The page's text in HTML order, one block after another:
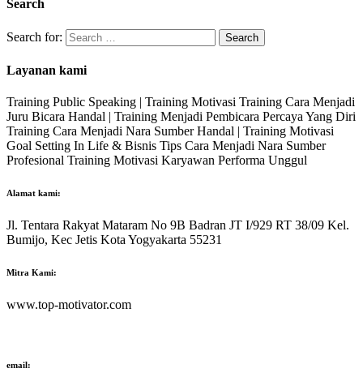
Search
Search for:
Layanan kami
Training Public Speaking | Training Motivasi Training Cara Menjadi
Juru Bicara Handal | Training Menjadi Pembicara Percaya Yang Diri
Training Cara Menjadi Nara Sumber Handal | Training Motivasi
Goal Setting In Life & Bisnis Tips Cara Menjadi Nara Sumber
Profesional Training Motivasi Karyawan Performa Unggul
Alamat kami:
Jl. Tentara Rakyat Mataram No 9B Badran JT I/929 RT 38/09 Kel.
Bumijo, Kec Jetis Kota Yogyakarta 55231
Mitra Kami:
www.top-motivator.com
email: